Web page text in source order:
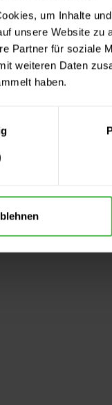
um Inhalte
unsere Website zu
Partner für soziale
weiteren Daten
haben.
Maler-
12,99 €